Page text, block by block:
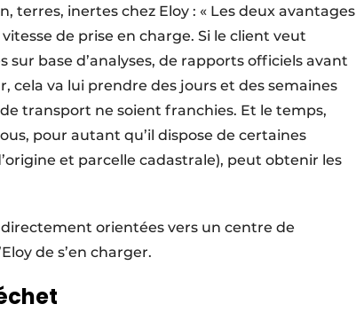
terres, inertes chez Eloy : « Les deux avantages
de prise en charge. Si le client veut
base d’analyses, de rapports officiels avant
cela va lui prendre des jours et des semaines
transport ne soient franchies. Et le temps,
pour autant qu’il dispose de certaines
et parcelle cadastrale), peut obtenir les
orientées vers un centre de
de s’en charger.